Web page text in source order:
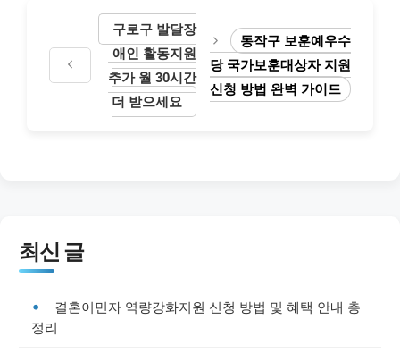
구로구 발달장
애인 활동지원
추가 월 30시간
더 받으세요
동작구 보훈예우수
당 국가보훈대상자 지원
신청 방법 완벽 가이드
최신 글
결혼이민자 역량강화지원 신청 방법 및 혜택 안내 총
정리